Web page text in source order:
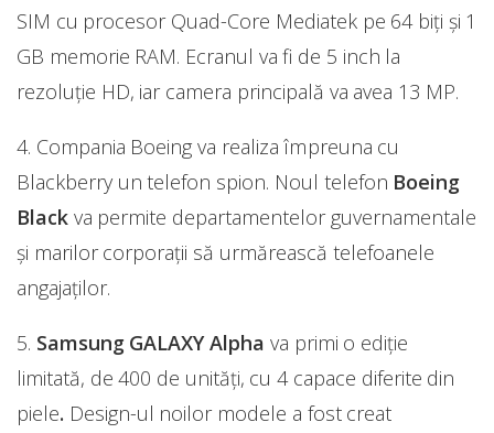
SIM cu procesor Quad-Core Mediatek pe 64 biți și 1
GB memorie RAM. Ecranul va fi de 5 inch la
rezoluție HD, iar camera principală va avea 13 MP.
4. Compania Boeing va realiza împreuna cu
Blackberry un telefon spion. Noul telefon Boeing
Black va permite departamentelor guvernamentale
și marilor corporații să urmărească telefoanele
angajaților.
5. Samsung GALAXY Alpha va primi o ediție
limitată, de 400 de unități, cu 4 capace diferite din
piele. Design-ul noilor modele a fost creat